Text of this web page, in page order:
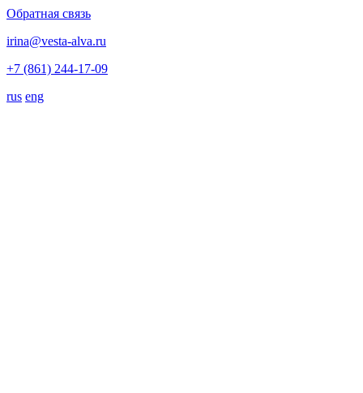
Обратная связь
irina@vesta-alva.ru
+7 (861) 244-17-09
rus eng